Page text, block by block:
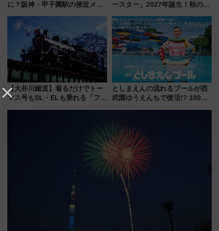
に？阪神・甲子園駅の接近メロ
谷実アレンジの特別仕様へ、8月
5日始発から
ースター」2027年誕生！秋の
ろも一挙紹介
【大井川鐵道】着るだけでトー
マス号もSL・ELも乗れる「フリ
としまえんの流れるプールが西
武園ゆうえんちで復活!? 100周
沢へ遊びに行こう